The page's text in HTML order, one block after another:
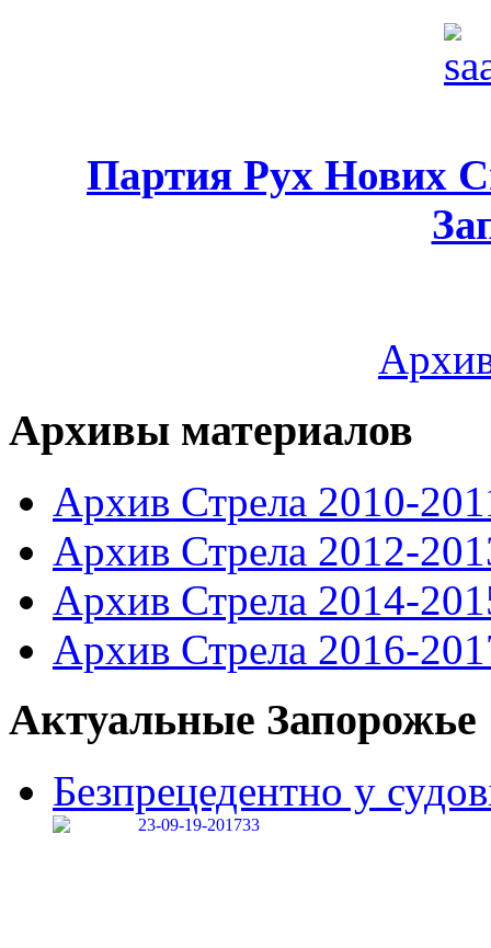
Партия Рух Нових
Архивы материалов
Архив Стрела 2010-
Архив Стрела 2012-
Архив Стрела 2014-
Архив Стрела 2016-
Актуальные Запорожье
Безпрецедентно у